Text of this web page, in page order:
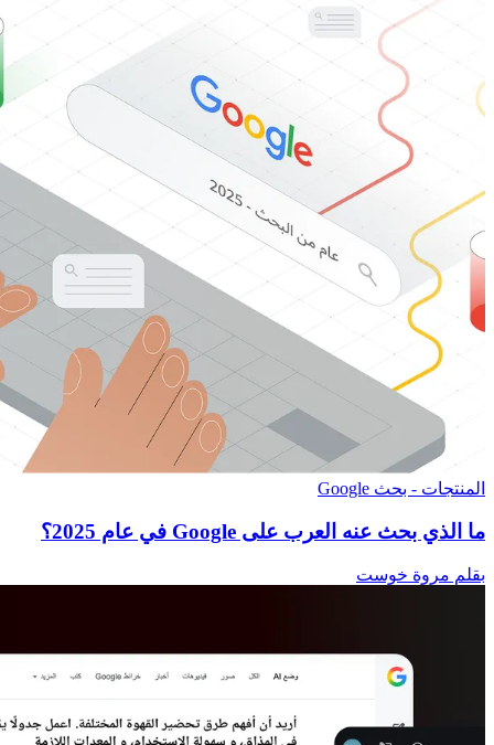
المنتجات - بحث Google
ما الذي بحث عنه العرب على Google في عام 2025؟
بقلم مروة خوست